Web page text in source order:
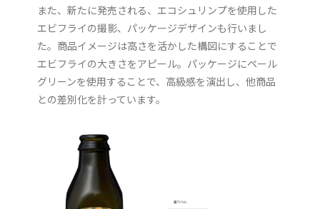
また、新たに発売される、エコシュリンプを使用した
エビフライの撮影、パッケージデザインも行いまし
た。商品イメージは高さを活かした構図にすることで
エビフライの大きさをアピール。パッケージにペール
グリーンを使用することで、高級感を演出し、他商品
との差別化を計っています。